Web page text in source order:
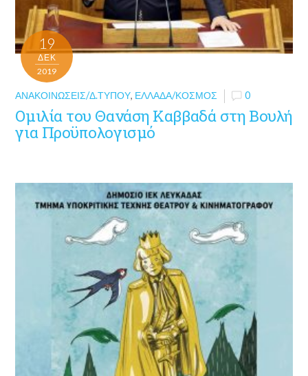
19
ΔΕΚ
2019
ΑΝΑΚΟΙΝΏΣΕΙΣ/Δ.ΤΎΠΟΥ, ΕΛΛΆΔΑ/ΚΌΣΜΟΣ 0
Ομιλία του Θανάση Καββαδά στη Βουλή
για Προϋπολογισμό